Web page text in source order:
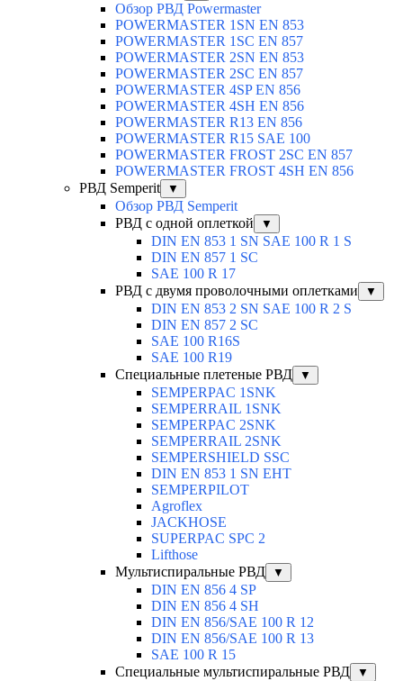
Обзор РВД Powermaster
POWERMASTER 1SN EN 853
POWERMASTER 1SC EN 857
POWERMASTER 2SN EN 853
POWERMASTER 2SC EN 857
POWERMASTER 4SP EN 856
POWERMASTER 4SH EN 856
POWERMASTER R13 EN 856
POWERMASTER R15 SAE 100
POWERMASTER FROST 2SC EN 857
POWERMASTER FROST 4SH EN 856
РВД Semperit
▼
Обзор РВД Semperit
РВД с одной оплеткой
▼
DIN EN 853 1 SN SAE 100 R 1 S
DIN EN 857 1 SC
SAE 100 R 17
РВД с двумя проволочными оплетками
▼
DIN EN 853 2 SN SAE 100 R 2 S
DIN EN 857 2 SC
SAE 100 R16S
SAE 100 R19
Специальные плетеные РВД
▼
SEMPERPAC 1SNK
SEMPERRAIL 1SNK
SEMPERPAC 2SNK
SEMPERRAIL 2SNK
SEMPERSHIELD SSC
DIN EN 853 1 SN EHT
SEMPERPILOT
Agroflex
JACKHOSE
SUPERPAC SPC 2
Lifthose
Мультиспиральные РВД
▼
DIN EN 856 4 SP
DIN EN 856 4 SH
DIN EN 856/SAE 100 R 12
DIN EN 856/SAE 100 R 13
SAE 100 R 15
Специальные мультиспиральные РВД
▼